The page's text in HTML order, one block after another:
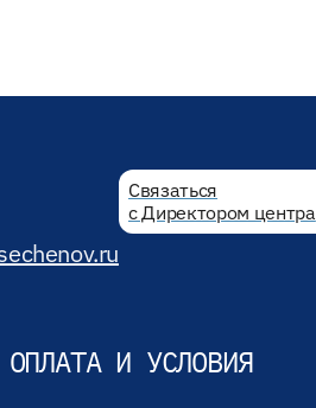
Связаться
с Директором центра
ОПЛАТА И УСЛОВИЯ